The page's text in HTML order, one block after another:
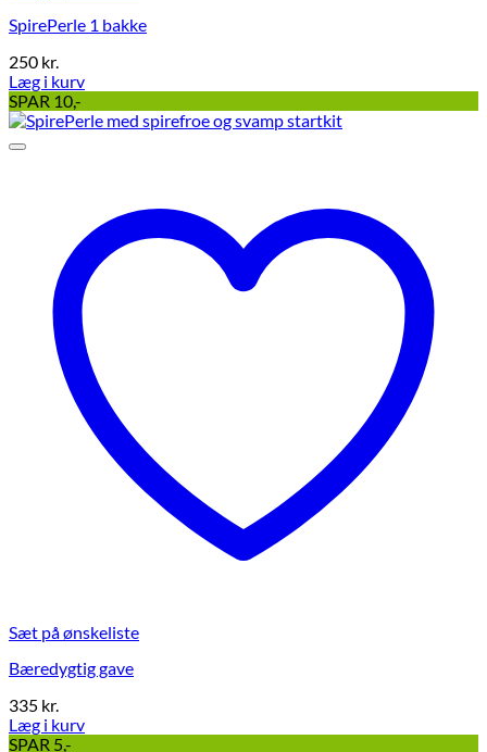
SpirePerle 1 bakke
250 kr.
Læg i kurv
SPAR 10,-
Sæt på ønskeliste
Bæredygtig gave
335 kr.
Læg i kurv
Dette
SPAR 5,-